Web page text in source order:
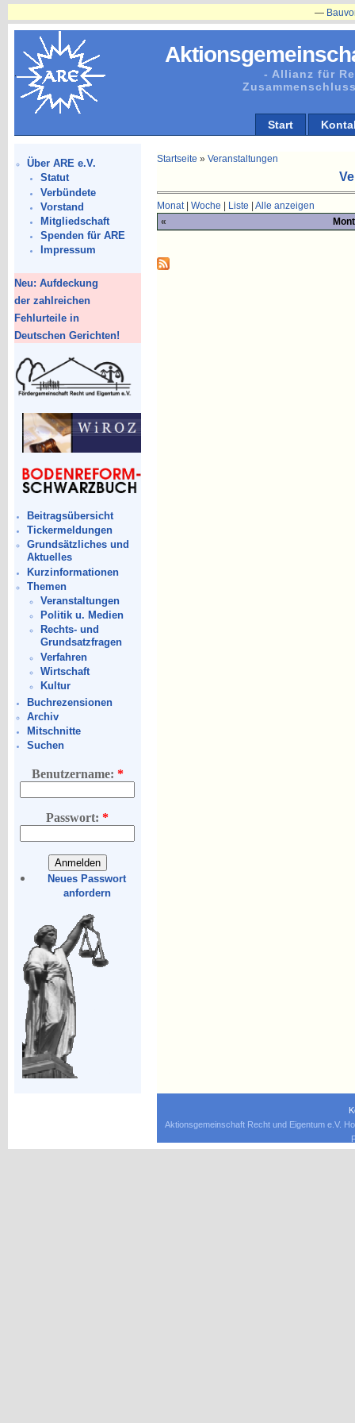
- Allianz für
Start
Über ARE e.V.
Statut
Verbündete
Vorstand
Mitgliedschaft
Spenden für ARE
Impressum
Neu: Aufdeckung
der zahlreichen
Fehlurteile in
Deutschen Gerichten!
Beitragsübersicht
Tickermeldungen
Grundsätzliches und
Aktuelles
Kurzinformationen
Themen
Veranstaltungen
Politik u. Medien
Rechts- und
Grundsatzfragen
Verfahren
Wirtschaft
Kultur
Buchrezensionen
Archiv
Mitschnitte
Suchen
Benutzername: *
Passwort:*
Neues Passwort
anfordern
Startseite » Veranstaltungen
Monat| Woche Liste
Alle anzeigen
«
Aktionsgemeinschaft Recht und Eigentum e.V.